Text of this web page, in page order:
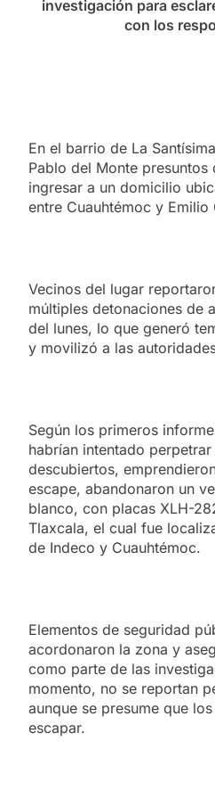
investigación para
con los
En el barrio de La
Pablo del Monte presuntos
ingresar a un domicilio
entre Cuauhtémoc y Emilio
Vecinos del lugar
múltiples detonaciones de
del lunes, lo que generó
y movilizó a las
Según los primeros
habrían intentado
descubiertos,
escape, abandonaron un
blanco, con placas XLH-
Tlaxcala, el cual fue
de Indeco y Cuauhtémoc.
Elementos de seguridad
acordonaron la zona y
como parte de las
momento, no se reportan
aunque se presume que
escapar.